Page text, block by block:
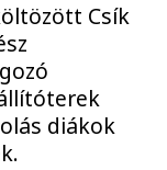
Csík
diákok